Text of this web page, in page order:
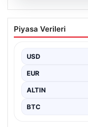
06.08.2026
ve Sonrası
bölge sakinleri ve
Piyasa Verileri
USD
EUR
ALTIN
BTC